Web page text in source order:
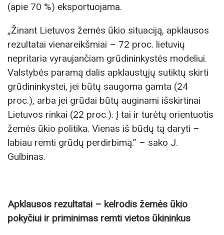
(apie 70 %) eksportuojama.
„Žinant Lietuvos žemės ūkio situaciją, apklausos
rezultatai vienareikšmiai – 72 proc. lietuvių
nepritaria vyraujančiam grūdininkystės modeliui.
Valstybės paramą dalis apklaustųjų sutiktų skirti
grūdininkystei, jei būtų saugoma gamta (24
proc.), arba jei grūdai būtų auginami išskirtinai
Lietuvos rinkai (22 proc.). Į tai ir turėtų orientuotis
žemės ūkio politika. Vienas iš būdų tą daryti –
labiau remti grūdų perdirbimą.” – sako J.
Gulbinas.
Apklausos rezultatai – kelrodis žemės ūkio
pokyčiui ir priminimas remti vietos ūkininkus